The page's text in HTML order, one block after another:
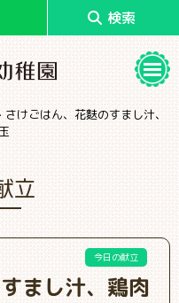
検索
さけごはん、花麩のすまし汁、
立
まし汁、鶏肉
今日の献立